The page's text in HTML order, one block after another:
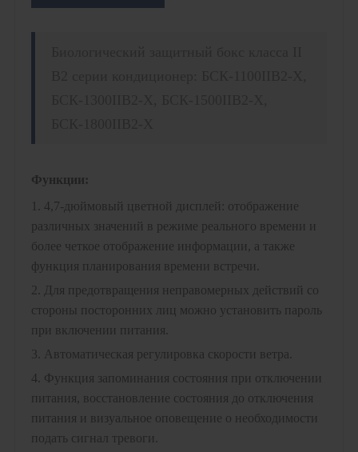
Функции:
1. 4,7-дюймовый цветной дисплей: отображение
различных значений в режиме реального времени и
более четкое отображение информации, а также
функция планирования времени встречи.
2. Для предотвращения неправомерных действий со
стороны посторонних лиц можно установить пароль
при включении питания.
3. Автоматическая регулировка скорости ветра.
4. Функция запоминания состояния при отключении
питания, восстановление состояния до отключения
питания и визуальное оповещение о необходимости
подать сигнал тревоги.